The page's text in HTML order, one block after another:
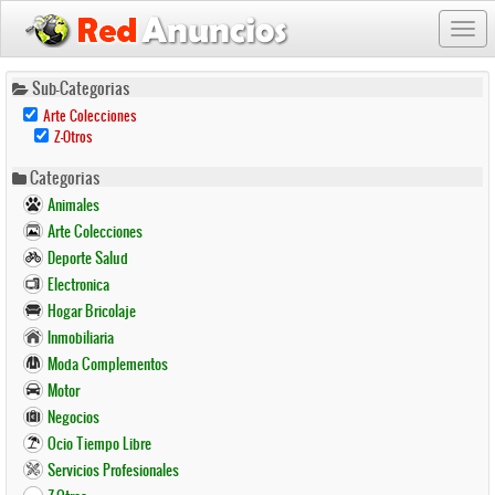
Pasar
contenido
principal
Sub-Categorias
Remove
Arte
Colecciones
Arte Colecciones
Remove
Z-
Filter
Z-Otros
Categorias
Animales
Arte Colecciones
Deporte Salud
Electronica
Hogar Bricolaje
Inmobiliaria
Moda Complementos
Motor
Negocios
Ocio Tiempo Libre
Servicios Profesionales